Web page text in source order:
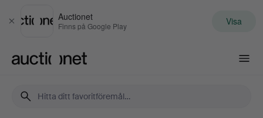
Stäng
Auctionet
Finns på Google Play Visa